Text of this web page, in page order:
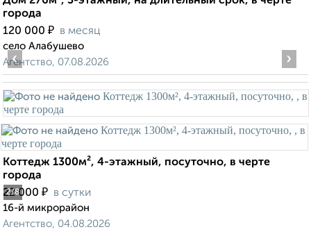
города
120 000 ₽ в месяц
село Алабушево
Агентство, 07.08.2026
2/8
‹ ›
Коттедж 1300м², 4-этажный, посуточно, в черте
города
22 000 ₽ в сутки
16-й микрорайон
Агентство, 04.08.2026